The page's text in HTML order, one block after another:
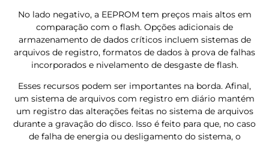
No lado negativo, a EEPROM tem preços mais altos em
comparação com o flash. Opções adicionais de
armazenamento de dados críticos incluem sistemas de
arquivos de registro, formatos de dados à prova de falhas
incorporados e nivelamento de desgaste de flash.
Esses recursos podem ser importantes na borda. Afinal,
um sistema de arquivos com registro em diário mantém
um registro das alterações feitas no sistema de arquivos
durante a gravação do disco. Isso é feito para que, no caso
de falha de energia ou desligamento do sistema, o